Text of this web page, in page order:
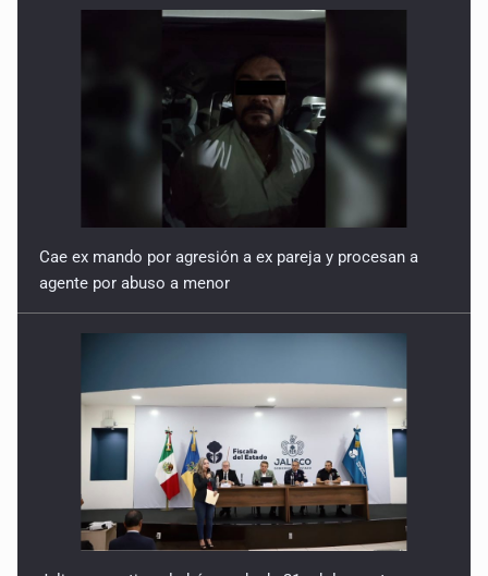
Cae ex mando por agresión a ex pareja y procesan a
agente por abuso a menor